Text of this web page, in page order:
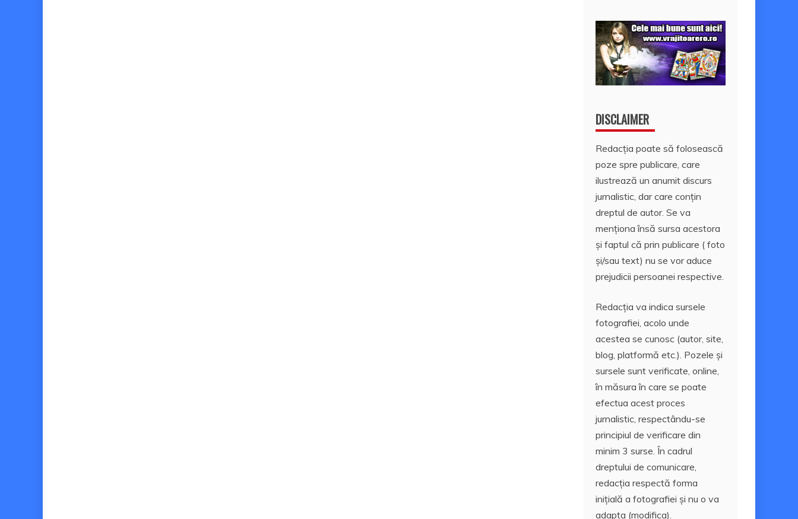
DISCLAIMER
Redacția poate să folosească
poze spre publicare, care
ilustrează un anumit discurs
jurnalistic, dar care conțin
dreptul de autor. Se va
menționa însă sursa acestora
și faptul că prin publicare ( foto
și/sau text) nu se vor aduce
prejudicii persoanei respective.
Redacția va indica sursele
fotografiei, acolo unde
acestea se cunosc (autor, site,
blog, platformă etc.). Pozele și
sursele sunt verificate, online,
în măsura în care se poate
efectua acest proces
jurnalistic, respectându-se
principiul de verificare din
minim 3 surse. În cadrul
dreptului de comunicare,
redacția respectă forma
inițială a fotografiei și nu o va
adapta (modifica).